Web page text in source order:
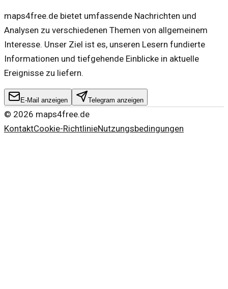
maps4free.de bietet umfassende Nachrichten und
Analysen zu verschiedenen Themen von allgemeinem
Interesse. Unser Ziel ist es, unseren Lesern fundierte
Informationen und tiefgehende Einblicke in aktuelle
Ereignisse zu liefern.
E-Mail anzeigen Telegram anzeigen
© 2026 maps4free.de
KontaktCookie-RichtlinieNutzungsbedingungen